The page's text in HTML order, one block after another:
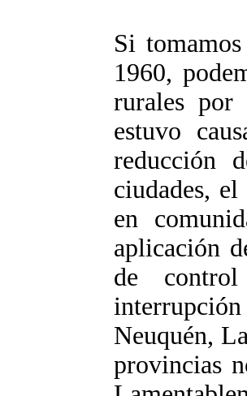
Si
1960,
rurales por
estuvo
reducción
ciudades,
en
aplicación
de
Neuquén,
provincias